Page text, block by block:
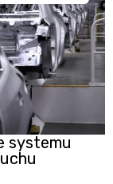
systemu